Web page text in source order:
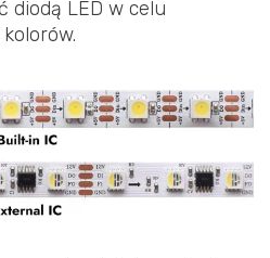
diodą LED w celu